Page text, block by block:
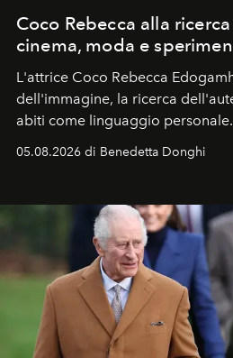
Coco Rebecca alla
cinema, moda e
L'attrice Coco Rebecca
dell'immagine, la ricerca
abiti come linguaggio personale.
05.08.2026 di Benedetta Donghi